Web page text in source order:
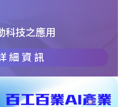
科技之應用
細資訊